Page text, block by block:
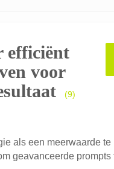
efficiënt
voor
(9)
als een meerwaarde
geavanceerde prompts